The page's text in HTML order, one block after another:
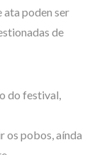
ata poden ser
de
do festival,
os pobos, aínda